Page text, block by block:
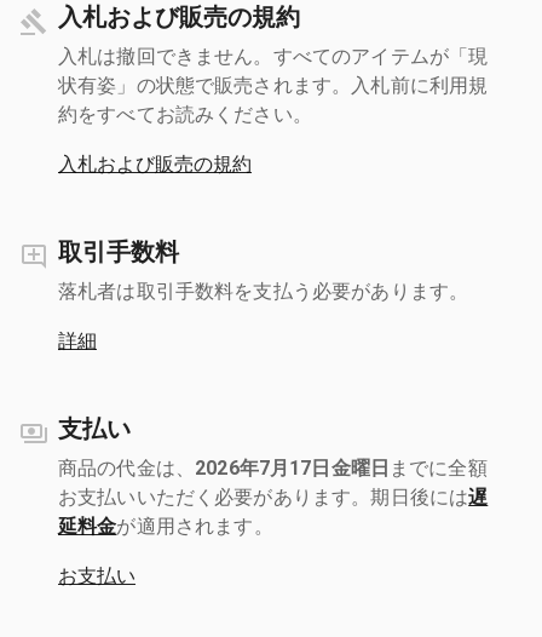
入札および販売の規約
入札は撤回できません。すべてのアイテムが「現
状有姿」の状態で販売されます。入札前に利用規
約をすべてお読みください。
入札および販売の規約
取引手数料
落札者は取引手数料を支払う必要があります。
詳細
支払い
商品の代金は、 2026年7月17日金曜日 までに全額
お支払いいただく必要があります。期日後には遅
延料金が適用されます。
お支払い